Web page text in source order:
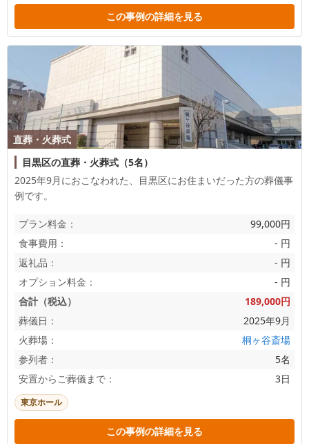
この事例の詳細を見る
直葬・火葬式
目黒区の直葬・火葬式（5名）
2025年9月におこなわれた、
目黒区にお住まいだった方の葬儀事
例です。
プラン料金：
99,000円
食事費用：
- 円
返礼品：
- 円
オプション料金：
- 円
合計（税込）
189,000円
葬儀日：
2025年9月
火葬場：
桐ヶ谷斎場
参列者：
5名
安置からご葬儀まで：
3日
東京ホール
この事例の詳細を見る